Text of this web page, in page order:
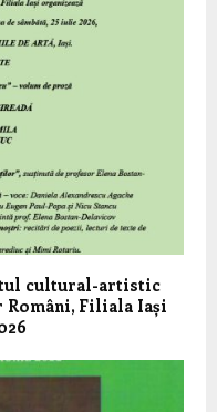
cultural-artistic
Filiala Iași